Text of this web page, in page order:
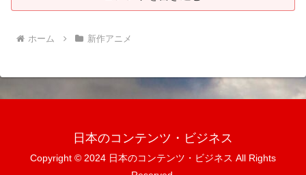
ホーム 新作アニメ
日本のコンテンツ・ビジネス
Copyright © 2024 日本のコンテンツ・ビジネス All Rights